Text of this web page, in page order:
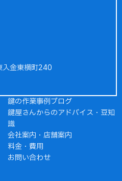
入金東横町240
鍵の作業事例ブログ
鍵屋さんからのアドバイス・豆知
識
会社案内・店舗案内
料金・費用
お問い合わせ